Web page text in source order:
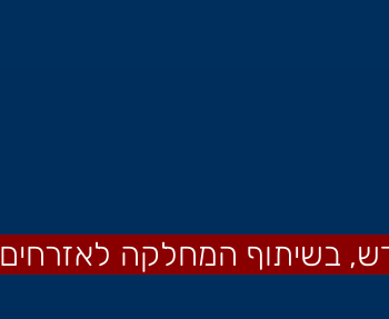
בשיתוף המחלקה לאזרחים